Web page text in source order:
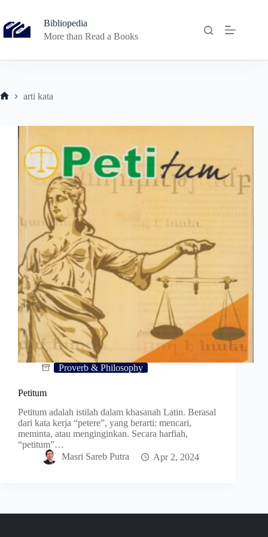
content
Bibliopedia
More than Read a Books
arti kata
Proverb & Philosophy
Petitum
Petitum adalah istilah dalam khasanah Latin. Berasal
dari kata kerja “petere”, yang berarti: mencari,
meminta, atau menginginkan. Secara harfiah,
“petitum”…
Masri Sareb Putra
Apr 2, 2024